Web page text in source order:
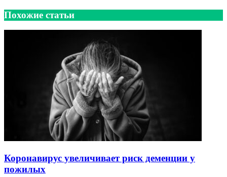
Похожие статьи
Коронавирус увеличивает риск деменции у
пожилых